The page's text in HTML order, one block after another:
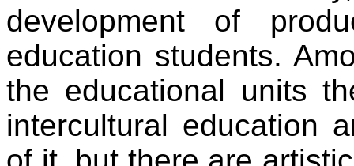
development of
education students.
the educational units
intercultural education